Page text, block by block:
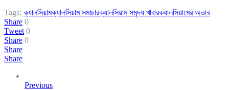
Tags:ক্যালসিয়ামক্যালসিয়াম সমাচারক্যালসিয়াম সমৃদ্ধ খাবারক্যালসিয়ামের অভাব
Share 0
Tweet 0
Share 0
Share
Share
Previous